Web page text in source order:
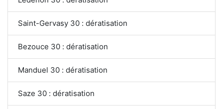
Saint-Gervasy 30 : dératisation
Bezouce 30 : dératisation
Manduel 30 : dératisation
Saze 30 : dératisation